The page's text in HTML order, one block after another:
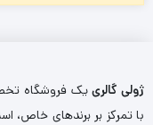
ژولی گالرییک فروشگاه
با تمرکز بر برندهای خاص،